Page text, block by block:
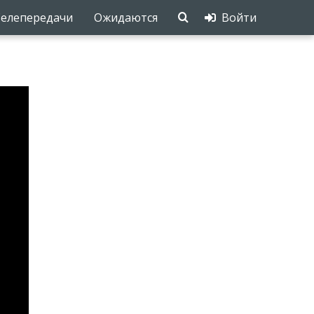
Ожидаются Войти